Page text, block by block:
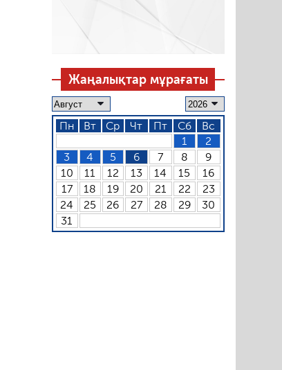
Жаңалықтар мұрағаты
Пн Вт Ср Чт Пт Сб
Вс
1
2
3
4 5 6 7 8
9
10
11 12 13 14 15
16
17
18 19 20 21 22
23
24
25 26 27 28 29
30
31